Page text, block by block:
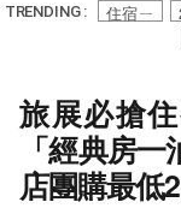
TRENDING : 住宿ㄧ
旅展必搶
「經典房
店團購最低